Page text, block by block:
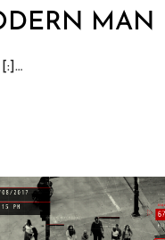
MAN
[:]…